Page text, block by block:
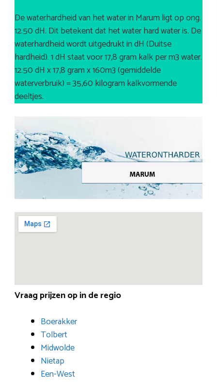
De waterhardheid van het water in Marum ligt op ong.
12.50 dH. Dit betekent dat het water hard water is. De
waterhardheid wordt uitgedrukt in dH (Duitse
hardheid). 1 dH staat voor 17,8 gram kalk per m3 water.
12.50 dH x 17,8 gram x 160m3 (gemiddelde
waterverbruik) = 35,60 kilogram kalkvormende
deeltjes.
Vraag prijzen op in de regio
Boerakker
Tolbert
Midwolde
Nietap
Een-West